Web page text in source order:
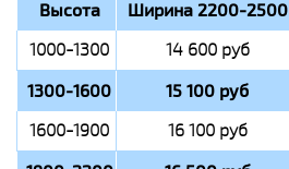
Высота Ширина 2200-2500
1000-1300 14 600 руб
1300-1600 15 100 руб
1600-1900 16 100 руб